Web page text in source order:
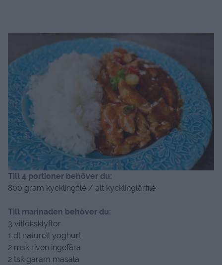
Till 4 portioner behöver du:
800 gram kycklingfilé / alt kycklinglårfilé
Till marinaden behöver du:
3 vitlöksklyftor
1 dl naturell yoghurt
2 msk riven ingefära
2 tsk garam masala